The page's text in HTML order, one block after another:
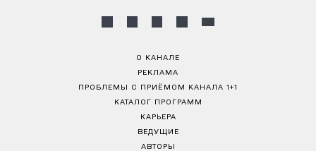
О КАНАЛЕ
РЕКЛАМА
ПРОБЛЕМЫ С ПРИЁМОМ КАНАЛА 1+1
КАТАЛОГ ПРОГРАММ
КАРЬЕРА
ВЕДУЩИЕ
АВТОРЫ